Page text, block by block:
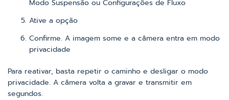
Modo Suspensão ou Configurações de Fluxo
Ative a opção
Confirme. A imagem some e a câmera entra em modo
privacidade
Para reativar, basta repetir o caminho e desligar o modo
privacidade. A câmera volta a gravar e transmitir em
segundos.